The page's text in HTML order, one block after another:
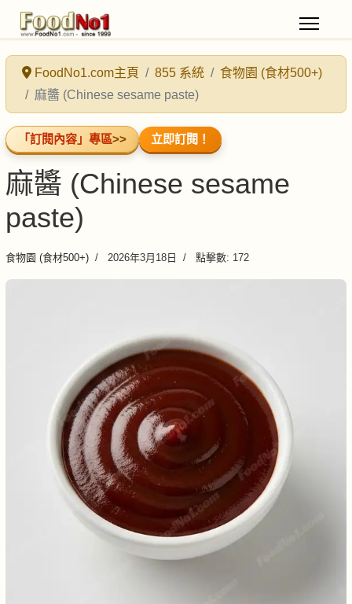
FoodNo1.com主頁 855 系統
食物園 (食材500+)
麻醬 (Chinese sesame paste)
「訂閱內容」專區>> 立即訂閱！
麻醬 (Chinese sesame
paste)
食物園 (食材500+) 2026年3月18日 點擊數: 172